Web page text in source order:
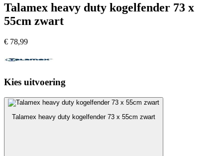
Talamex heavy duty kogelfender 73 x
55cm zwart
€ 78,99
Kies uitvoering
Talamex heavy duty kogelfender 73 x 55cm zwart